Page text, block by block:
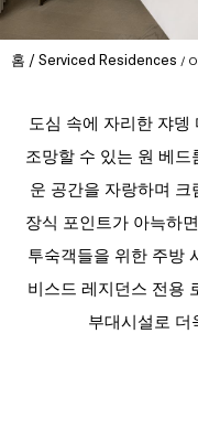
홈 Serviced Residences
도심 속에 자리한 쟈뎅
조망할 수 있는 원 베
운 공간을 자랑하며 크
장식 포인트가 아늑하
투숙객들을 위한 주방
비스드 레지던스 전용
부대시설로 더